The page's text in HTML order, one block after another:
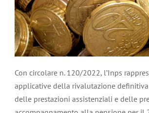
Con circolare n. 120/2022, l’Inps
applicative della rivalutazione
delle prestazioni assistenziali e delle